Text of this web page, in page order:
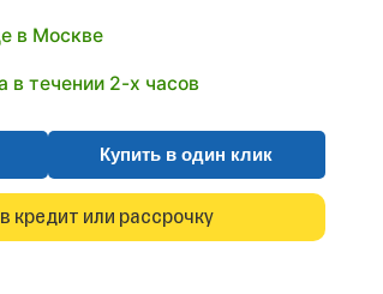
в Москве
в течении 2-х часов
Купить в один клик
кредит или рассрочку